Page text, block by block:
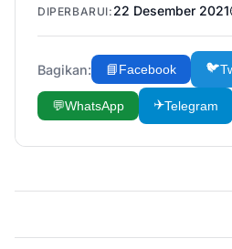
DIPERBARUI: 22 Desember 2021
Bagikan: 📘Facebook 🐦
💬WhatsApp ✈️Telegram